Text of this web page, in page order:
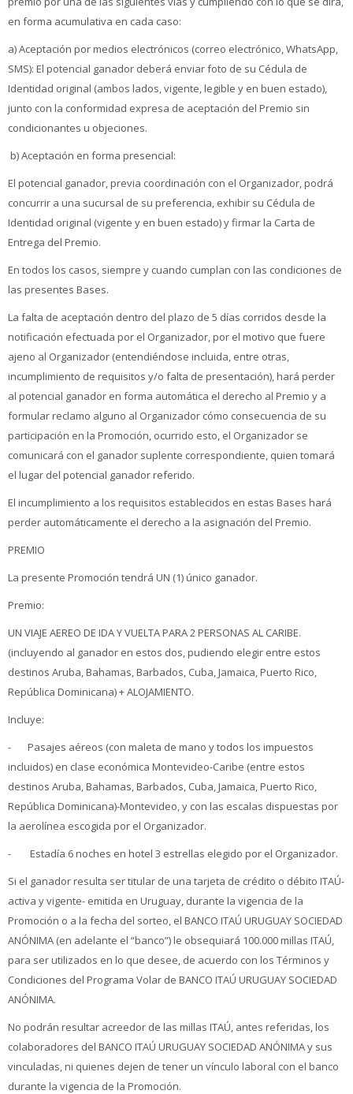
en forma acumulativa en cada caso:
a) Aceptación por medios electrónicos (correo electrónico, WhatsApp,
SMS): El potencial ganador deberá enviar foto de su Cédula de
Identidad original (ambos lados, vigente, legible y en buen estado),
junto con la conformidad expresa de aceptación del Premio sin
condicionantes u objeciones.
b) Aceptación en forma presencial:
El potencial ganador, previa coordinación con el Organizador, podrá
concurrir a una sucursal de su preferencia, exhibir su Cédula de
Identidad original (vigente y en buen estado) y firmar la Carta de
Entrega del Premio.
En todos los casos, siempre y cuando cumplan con las condiciones de
las presentes Bases.
La falta de aceptación dentro del plazo de 5 días corridos desde la
notificación efectuada por el Organizador, por el motivo que fuere
ajeno al Organizador (entendiéndose incluida, entre otras,
incumplimiento de requisitos y/o falta de presentación), hará perder
al potencial ganador en forma automática el derecho al Premio y a
formular reclamo alguno al Organizador cómo consecuencia de su
participación en la Promoción, ocurrido esto, el Organizador se
comunicará con el ganador suplente correspondiente, quien tomará
el lugar del potencial ganador referido.
El incumplimiento a los requisitos establecidos en estas Bases hará
perder automáticamente el derecho a la asignación del Premio.
PREMIO
La presente Promoción tendrá UN (1) único ganador.
Premio:
UN VIAJE AEREO DE IDA Y VUELTA PARA 2 PERSONAS AL CARIBE.
(incluyendo al ganador en estos dos, pudiendo elegir entre estos
destinos Aruba, Bahamas, Barbados, Cuba, Jamaica, Puerto Rico,
República Dominicana) + ALOJAMIENTO.
Incluye:
- Pasajes aéreos (con maleta de mano y todos los impuestos
incluidos) en clase económica Montevideo-Caribe (entre estos
destinos Aruba, Bahamas, Barbados, Cuba, Jamaica, Puerto Rico,
República Dominicana)-Montevideo, y con las escalas dispuestas por
la aerolínea escogida por el Organizador.
- Estadía 6 noches en hotel 3 estrellas elegido por el Organizador.
Si el ganador resulta ser titular de una tarjeta de crédito o débito ITAÚ-
activa y vigente- emitida en Uruguay, durante la vigencia de la
Promoción o a la fecha del sorteo, el BANCO ITAÚ URUGUAY SOCIEDAD
ANÓNIMA (en adelante el “banco”) le obsequiará 100.000 millas ITAÚ,
para ser utilizados en lo que desee, de acuerdo con los Términos y
Condiciones del Programa Volar de BANCO ITAÚ URUGUAY SOCIEDAD
ANÓNIMA.
No podrán resultar acreedor de las millas ITAÚ, antes referidas, los
colaboradores del BANCO ITAÚ URUGUAY SOCIEDAD ANÓNIMA y sus
vinculadas, ni quienes dejen de tener un vínculo laboral con el banco
durante la vigencia de la Promoción.